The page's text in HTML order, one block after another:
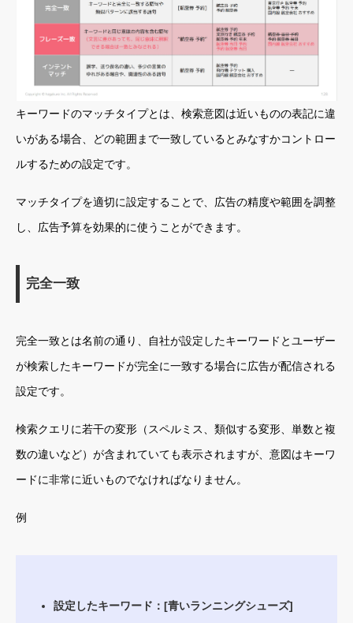
キーワードのマッチタイプとは、検索意図は近いものの表記に違
いがある場合、どの範囲まで一致しているとみなすかコントロー
ルするための設定です。
マッチタイプを適切に設定することで、広告の精度や範囲を調整
し、広告予算を効果的に使うことができます。
完全一致
完全一致とは名前の通り、自社が設定したキーワードとユーザー
が検索したキーワードが完全に一致する場合に広告が配信される
設定です。
検索クエリに若干の変形（スペルミス、類似する変形、単数と複
数の違いなど）が含まれていても表示されますが、意図はキーワ
ードに非常に近いものでなければなりません。
例
設定したキーワード：[青いランニングシューズ]